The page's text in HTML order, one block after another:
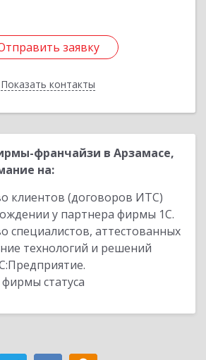
заявку
Показать контакты
заявку
Назад
франчайзи в Арзамасе,
на:
клиентов (договоров ИТС)
у партнера фирмы 1С.
специалистов, аттестованных
технологий и решений
статуса